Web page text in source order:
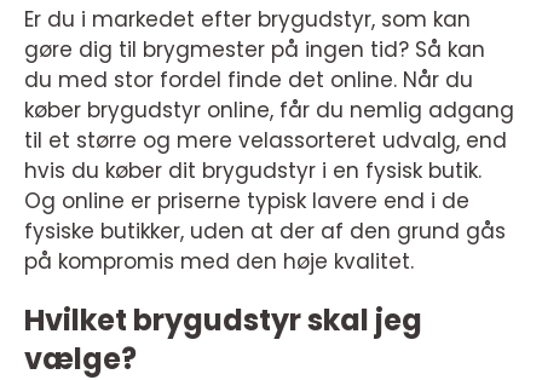
Er du i markedet efter brygudstyr, som kan
gøre dig til brygmester på ingen tid? Så kan
du med stor fordel finde det online. Når du
køber brygudstyr online, får du nemlig adgang
til et større og mere velassorteret udvalg, end
hvis du køber dit brygudstyr i en fysisk butik.
Og online er priserne typisk lavere end i de
fysiske butikker, uden at der af den grund gås
på kompromis med den høje kvalitet.
Hvilket brygudstyr skal jeg
vælge?